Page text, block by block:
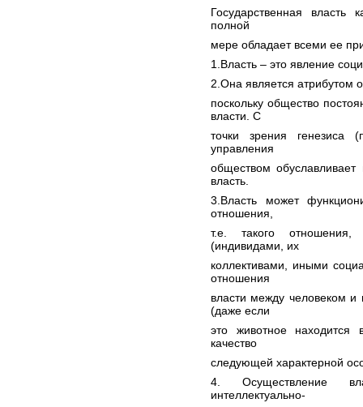
Государственная власть
полной
мере обладает всеми ее
1.Власть – это явление
2.Она является атрибутом
поскольку общество
власти. С
точки зрения генезиса
управления
обществом
власть.
3.Власть может
отношения,
т.е. такого
(индивидами, их
коллективами, иными
отношения
власти между человеком
(даже если
это животное находится
качество
следующей характерной
4. Осуществление
интеллектуально-